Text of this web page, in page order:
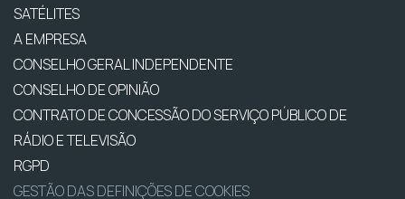
SATÉLITES
A EMPRESA
CONSELHO GERAL INDEPENDENTE
CONSELHO DE OPINIÃO
CONTRATO DE CONCESSÃO DO SERVIÇO PÚBLICO DE
RÁDIO E TELEVISÃO
RGPD
GESTÃO DAS DEFINIÇÕES DE COOKIES